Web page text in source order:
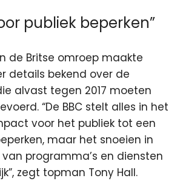
publiek beperken”
de Britse omroep maakte
details bekend over de
alvast tegen 2017 moeten
“De BBC stelt alles in het
voor het publiek tot een
maar het snoeien in
programma’s en diensten
zegt topman Tony Hall.